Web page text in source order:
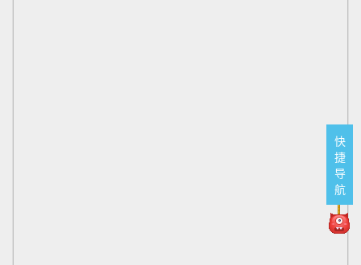
快
捷
导
航